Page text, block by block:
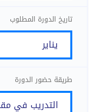
تاريخ الدورة المطلوب
طريقة حضور الدورة